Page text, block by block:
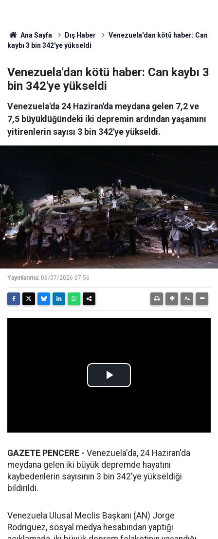
Ana Sayfa Dış Haber
Venezuela'dan kötü haber: Can
kaybı 3 bin 342'ye yükseldi
Venezuela'dan kötü haber: Can kaybı 3
bin 342'ye yükseldi
Venezuela'da 24 Haziran'da meydana gelen 7,2 ve
7,5 büyüklüğündeki iki depremin ardından yaşamını
yitirenlerin sayısı 3 bin 342'ye yükseldi.
Yayınlanma: 06/07/2026 07:56
GAZETE PENCERE - Venezuela'da, 24 Haziran'da
meydana gelen iki büyük depremde hayatını
kaybedenlerin sayısının 3 bin 342'ye yükseldiği
bildirildi.
Venezuela Ulusal Meclis Başkanı (AN) Jorge
Rodriguez, sosyal medya hesabından yaptığı